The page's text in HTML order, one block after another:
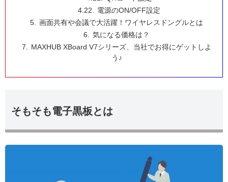
電源のON/OFF設定
画面共有や会議で大活躍！ワイヤレスドングルとは
気になる価格は？
MAXHUB XBoard V7シリーズ、当社でお得にゲットしよ
う♪
そもそも電子黒板とは